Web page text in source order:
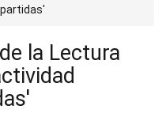
la Lectura